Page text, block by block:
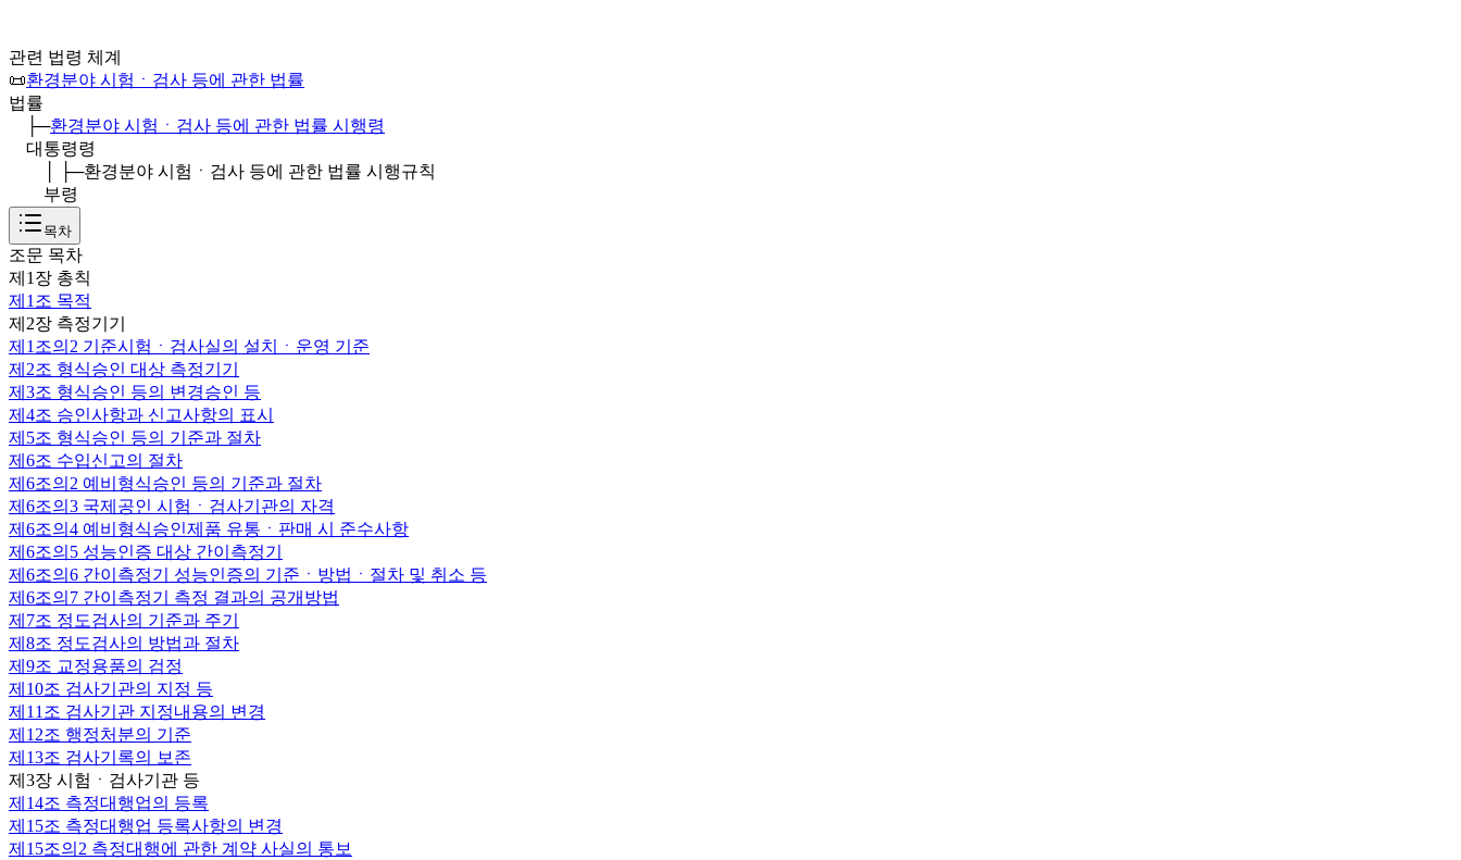
관련 법령 체계
📜환경분야 시험ㆍ검사 등에 관한 법률
법률
├─환경분야 시험ㆍ검사 등에 관한 법률 시행령
대통령령
│ ├─환경분야 시험ㆍ검사 등에 관한 법률 시행규칙
부령
목차
조문 목차
제1장 총칙
제1조 목적
제2장 측정기기
제1조의2 기준시험ㆍ검사실의 설치ㆍ운영 기준
제2조 형식승인 대상 측정기기
제3조 형식승인 등의 변경승인 등
제4조 승인사항과 신고사항의 표시
제5조 형식승인 등의 기준과 절차
제6조 수입신고의 절차
제6조의2 예비형식승인 등의 기준과 절차
제6조의3 국제공인 시험ㆍ검사기관의 자격
제6조의4 예비형식승인제품 유통ㆍ판매 시 준수사항
제6조의5 성능인증 대상 간이측정기
제6조의6 간이측정기 성능인증의 기준ㆍ방법ㆍ절차 및 취소 등
제6조의7 간이측정기 측정 결과의 공개방법
제7조 정도검사의 기준과 주기
제8조 정도검사의 방법과 절차
제9조 교정용품의 검정
제10조 검사기관의 지정 등
제11조 검사기관 지정내용의 변경
제12조 행정처분의 기준
제13조 검사기록의 보존
제3장 시험ㆍ검사기관 등
제14조 측정대행업의 등록
제15조 측정대행업 등록사항의 변경
제15조의2 측정대행에 관한 계약 사실의 통보